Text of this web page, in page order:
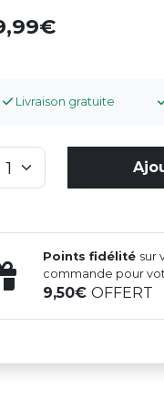
Livraison gratuite
Points fidélité sur
commande pour
9,50OFFERT